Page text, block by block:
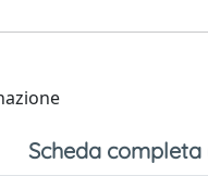
Scheda completa